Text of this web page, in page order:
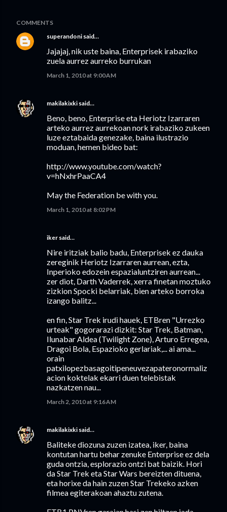
COMMENTS
superandoni said…
Jajajaj, nik uste baina, Enterprisek irabaziko
zuela aurrez aurreko burrukan
March 1, 2010 at 9:00 AM
makilakixki said…
Beno, beno, Enterprise eta Heriotz Izarraren
arteko aurrez aurrekoan nork irabaziko zukeen
luze eztabaida genezake, baina ilustrazio
moduan, hemen bideo bat:
http://www.youtube.com/watch?
v=hNxhrPaaCA4
May the Federation be with you.
March 1, 2010 at 8:02 PM
iker said…
Nire iritziak balio badu, Enterprisek ez dauka
zereginik Heriotz Izarraren aurrean, ezta,
Inperioko edozein espazialuntziren aurrean...
zer diot, Darth Vaderrek, xerra finetan moztuko
zizkion Spocki belarriak, bien arteko borroka
izango balitz...
en fin, Star Trek irudi hauek, ETBren "Urrezko
urteak" gogorarazi dizkit: Star Trek, Batman,
Ilunabar Aldea (Twilight Zone), Arturo Erregea,
Dragoi Bola, Espazioko gerlariak,... ai ama...
orain
patxilopezbasagoitipeneuvezapateronormaliz
acion koktelak ekarri duen telebistak
nazkatzen nau...
March 2, 2010 at 9:16 AM
makilakixki said…
Baliteke diozuna zuzen izatea, iker, baina
kontutan hartu behar zenuke Enterprise ez dela
guda ontzia, esplorazio ontzi bat baizik. Hori
da Star Trek eta Star Wars bereizten dituena,
eta horixe da hain zuzen Star Trekeko azken
filmea egiterakoan ahaztu zutena.